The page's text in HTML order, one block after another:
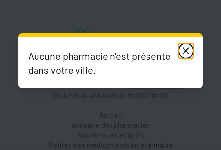
Du lundi au vendredi de 9h00 à 18h00
Accueil
Annuaire des pharmacies
Nos formules et tarifs
Retirer mes médicaments en pharmacie
Aucune pharmacie n'est présente
dans votre ville.